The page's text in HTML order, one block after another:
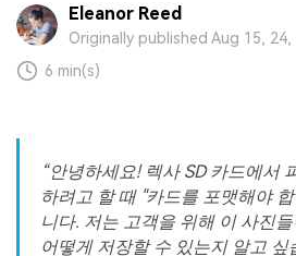
Eleanor Reed
Originally published Aug 15,
6 min(s)
안녕하세요! 렉사 SD 카드에서
하려고 할 때 "카드를 포맷해야
니다. 저는 고객을 위해 이 사진
어떻게 저장할 수 있는지 알고